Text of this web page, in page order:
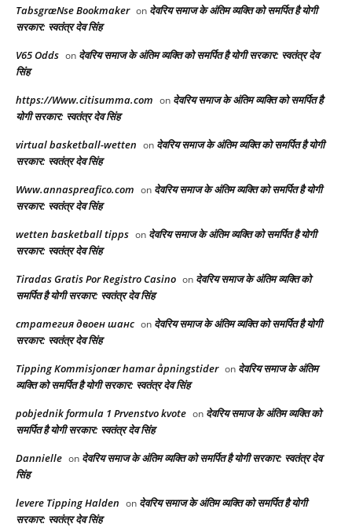
TabsgræNse Bookmaker on देवरिय समाज के अंतिम व्यक्ति को समर्पित है योगी
सरकार: स्वतंत्र देव सिंह
V65 Odds on देवरिय समाज के अंतिम व्यक्ति को समर्पित है योगी सरकार: स्वतंत्र देव
सिंह
https://Www.citisumma.com on देवरिय समाज के अंतिम व्यक्ति को समर्पित है
योगी सरकार: स्वतंत्र देव सिंह
virtual basketball-wetten on देवरिय समाज के अंतिम व्यक्ति को समर्पित है योगी
सरकार: स्वतंत्र देव सिंह
Www.annaspreafico.com on देवरिय समाज के अंतिम व्यक्ति को समर्पित है योगी
सरकार: स्वतंत्र देव सिंह
wetten basketball tipps on देवरिय समाज के अंतिम व्यक्ति को समर्पित है योगी
सरकार: स्वतंत्र देव सिंह
Tiradas Gratis Por Registro Casino on देवरिय समाज के अंतिम व्यक्ति को
समर्पित है योगी सरकार: स्वतंत्र देव सिंह
стратегия двоен шанс on देवरिय समाज के अंतिम व्यक्ति को समर्पित है योगी
सरकार: स्वतंत्र देव सिंह
Tipping Kommisjonær hamar åpningstider on देवरिय समाज के अंतिम
व्यक्ति को समर्पित है योगी सरकार: स्वतंत्र देव सिंह
pobjednik formula 1 Prvenstvo kvote on देवरिय समाज के अंतिम व्यक्ति को
समर्पित है योगी सरकार: स्वतंत्र देव सिंह
Dannielle on देवरिय समाज के अंतिम व्यक्ति को समर्पित है योगी सरकार: स्वतंत्र देव
सिंह
levere Tipping Halden on देवरिय समाज के अंतिम व्यक्ति को समर्पित है योगी
सरकार: स्वतंत्र देव सिंह